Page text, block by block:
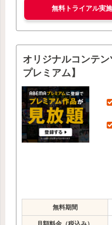
無料トライアル実
オリジナルコンテ
プレミアム】
無料期間